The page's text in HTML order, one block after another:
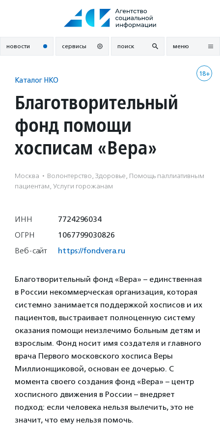
новости сервисы поиск меню
18+
Каталог НКО
Благотворительный
фонд помощи
хосписам «Вера»
Москва · Волонтерство, Здоровье, Помощь паллиативным
пациентам, Услуги горожанам
ИНН
7724296034
ОГРН
1067799030826
Веб-сайт
https://fondvera.ru
Благотворительный фонд «Вера» – единственная
в России некоммерческая организация, которая
системно занимается поддержкой хосписов и их
пациентов, выстраивает полноценную систему
оказания помощи неизлечимо больным детям и
взрослым. Фонд носит имя создателя и главного
врача Первого московского хосписа Веры
Миллионщиковой, основан ее дочерью. С
момента своего создания фонд «Вера» – центр
хосписного движения в России – внедряет
подход: если человека нельзя вылечить, это не
значит, что ему нельзя помочь.